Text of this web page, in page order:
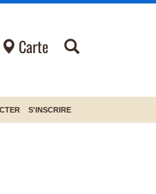
Carte
S'INSCRIRE